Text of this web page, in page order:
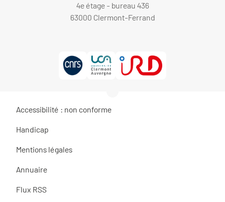
4e étage - bureau 436
63000 Clermont-Ferrand
Accessibilité : non conforme
Handicap
Mentions légales
Annuaire
Flux RSS